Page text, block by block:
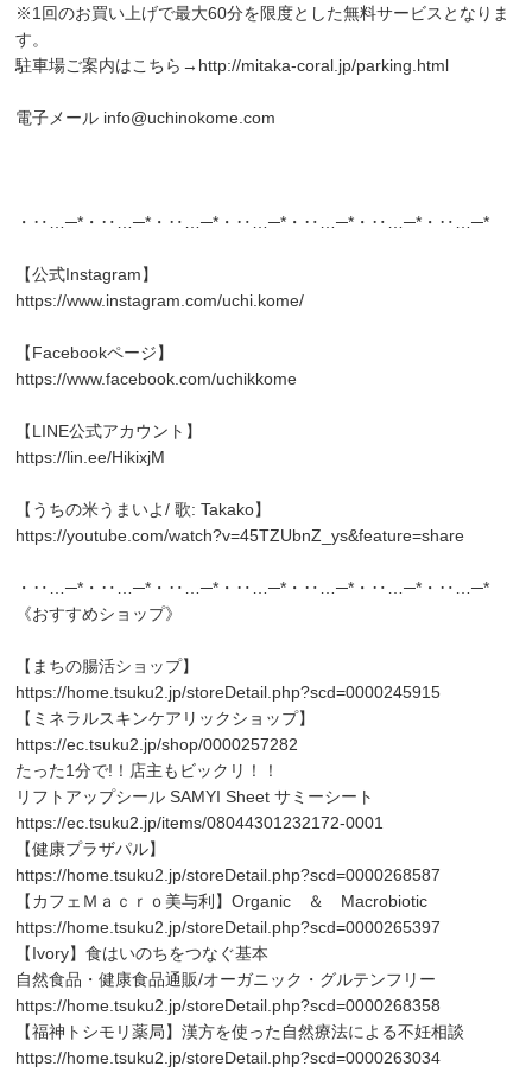
※1回のお買い上げで最大60分を限度とした無料サービスとなりま
す。
駐車場ご案内はこちら→ http://mitaka-coral.jp/parking.html
電子メール info@uchinokome.com
・‥…─*・‥…─*・‥…─*・‥…─*・‥…─*・‥…─*・‥…─*
【公式Instagram】
https://www.instagram.com/uchi.kome/
【Facebookページ】
https://www.facebook.com/uchikkome
【LINE公式アカウント】
https://lin.ee/HikixjM
【うちの米うまいよ/ 歌: Takako】
https://youtube.com/watch?v=45TZUbnZ_ys&feature=share
・‥…─*・‥…─*・‥…─*・‥…─*・‥…─*・‥…─*・‥…─*
《おすすめショップ》
【まちの腸活ショップ】
https://home.tsuku2.jp/storeDetail.php?scd=0000245915
【ミネラルスキンケアリックショップ】
https://ec.tsuku2.jp/shop/0000257282
たった1分で!！店主もビックリ！！
リフトアップシール SAMYI Sheet サミーシート
https://ec.tsuku2.jp/items/08044301232172-0001
【健康プラザパル】
https://home.tsuku2.jp/storeDetail.php?scd=0000268587
【カフェＭａｃｒｏ美与利】Organic ＆ Macrobiotic
https://home.tsuku2.jp/storeDetail.php?scd=0000265397
【Ivory】食はいのちをつなぐ基本
自然食品・健康食品通販/オーガニック・グルテンフリー
https://home.tsuku2.jp/storeDetail.php?scd=0000268358
【福神トシモリ薬局】漢方を使った自然療法による不妊相談
https://home.tsuku2.jp/storeDetail.php?scd=0000263034